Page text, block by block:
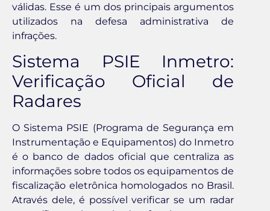
válidas. Esse é um dos principais argumentos
utilizados na defesa administrativa de
infrações.
Sistema PSIE Inmetro:
Verificação Oficial de
Radares
O Sistema PSIE (Programa de Segurança em
Instrumentação e Equipamentos) do Inmetro
é o banco de dados oficial que centraliza as
informações sobre todos os equipamentos de
fiscalização eletrônica homologados no Brasil.
Através dele, é possível verificar se um radar